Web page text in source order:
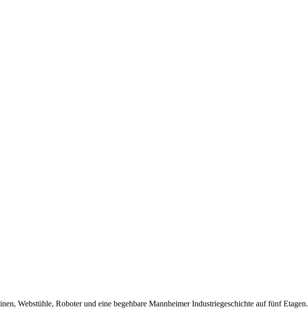
Webstühle, Roboter und eine begehbare Mannheimer Industriegeschichte auf fünf Etagen.